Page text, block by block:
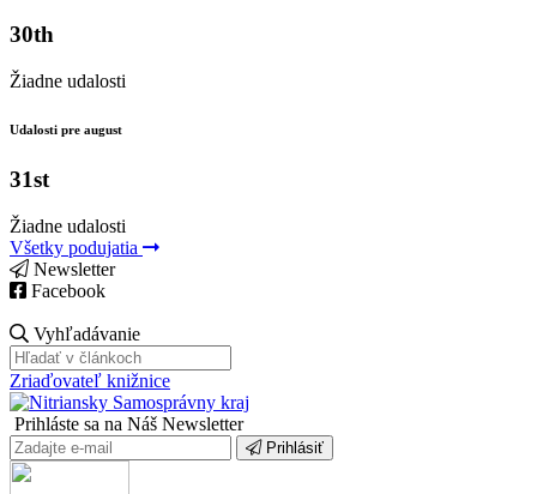
30th
Žiadne udalosti
Udalosti pre august
31st
Žiadne udalosti
Všetky podujatia
Newsletter
Facebook
Vyhľadávanie
Zriaďovateľ knižnice
Prihláste sa na Náš Newsletter
Prihlásiť